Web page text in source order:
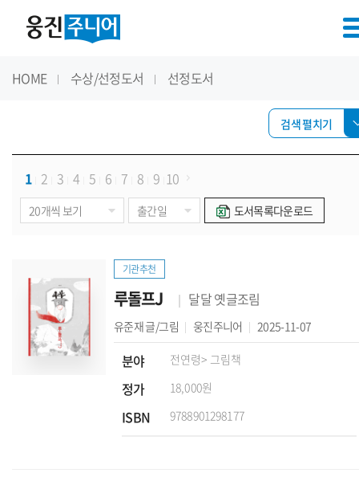
HOME 수상/선정도서 선정도서
검색 펼치기
1 2 3 4 5 6 7 8 9 10
도서목록다운로드
기관추천
루돌프J 달달 옛글조림
유준재글/그림 웅진주니어 2025-11-07
분야 전연령> 그림책
정가 18,000원
ISBN 9788901298177